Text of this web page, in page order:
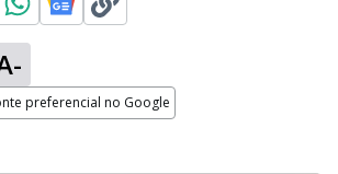
preferencial no Google